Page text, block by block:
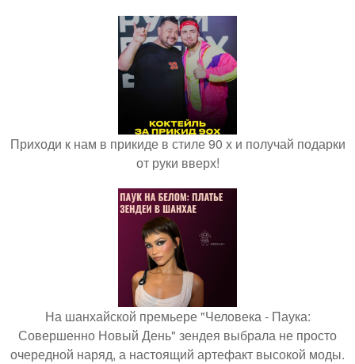
Приходи к нам в прикиде в стиле 90 х и получай подарки
от руки вверх!
На шанхайской премьере "Человека - Паука:
Совершенно Новый День" зендея выбрала не просто
очередной наряд, а настоящий артефакт высокой моды.